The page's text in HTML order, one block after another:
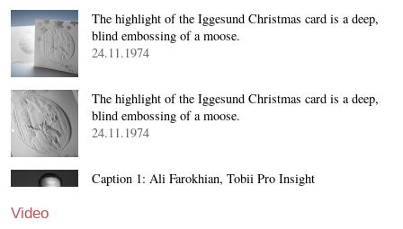
The highlight of the Iggesund Christmas card is a deep,
blind embossing of a moose.
24.11.1974
The highlight of the Iggesund Christmas card is a deep,
blind embossing of a moose.
24.11.1974
Caption 1: Ali Farokhian, Tobii Pro Insight
Video